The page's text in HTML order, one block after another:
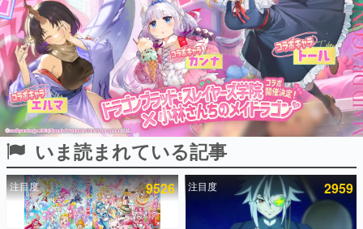
ピックアップ
電ファミのいま読まれている記事ランキング
いま読まれている記事
注目度 9526 注目度 2959